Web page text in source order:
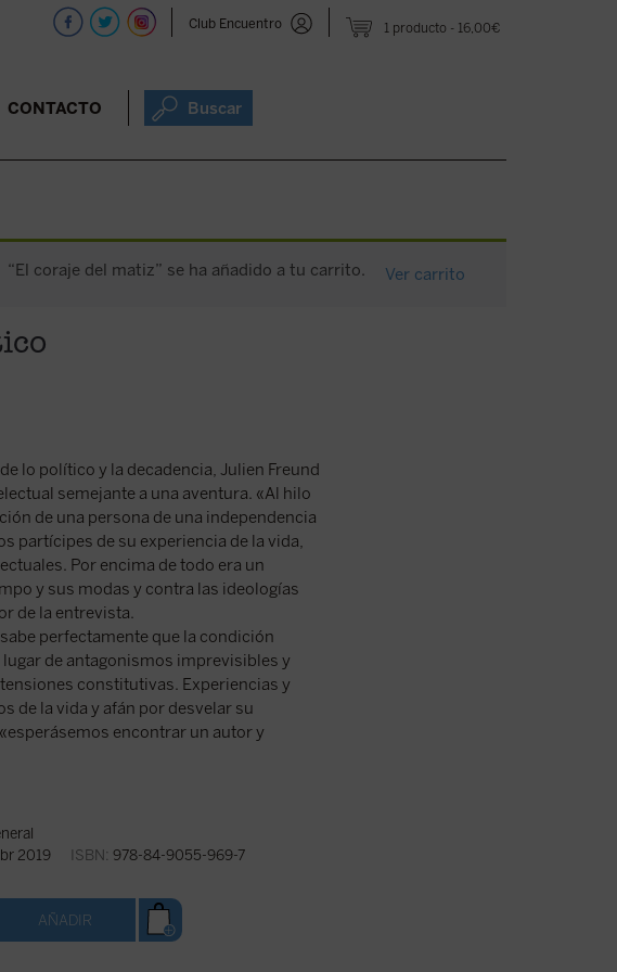
1 producto 16,00€
Club Encuentro
CONTACTO Buscar
“El coraje del matiz” se ha añadido a tu carrito. Ver carrito
lo político y la decadencia, Julien Freund
semejante a una aventura. «Al hilo
de una persona de una independencia
partícipes de su experiencia de la vida,
Por encima de todo era un
y sus modas y contra las ideologías
de la entrevista.
perfectamente que la condición
de antagonismos imprevisibles y
constitutivas. Experiencias y
de la vida y afán por desvelar su
encontrar un autor y
2019 ISBN: 978-84-9055-969-7